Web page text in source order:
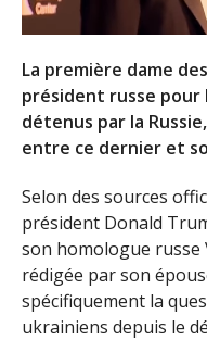
La première dame
président russe
détenus par la
entre ce dernier et
Selon des sources
président Donald
son homologue
rédigée par son
spécifiquement la
ukrainiens depuis le